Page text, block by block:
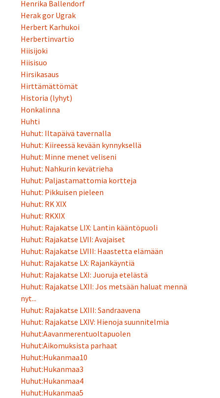
Henrika Ballendorf
Herak gor Ugrak
Herbert Karhukoi
Herbertinvartio
Hiisijoki
Hiisisuo
Hirsikasaus
Hirttämättömät
Historia (lyhyt)
Honkalinna
Huhti
Huhut: Iltapäivä tavernalla
Huhut: Kiireessä kevään kynnyksellä
Huhut: Minne menet veliseni
Huhut: Nahkurin kevätrieha
Huhut: Paljastamattomia kortteja
Huhut: Pikkuisen pieleen
Huhut: RK XIX
Huhut: RKXIX
Huhut: Rajakatse LIX: Lantin kääntöpuoli
Huhut: Rajakatse LVII: Avajaiset
Huhut: Rajakatse LVIII: Haastetta elämään
Huhut: Rajakatse LX: Rajankäyntiä
Huhut: Rajakatse LXI: Juoruja etelästä
Huhut: Rajakatse LXII: Jos metsään haluat mennä
nyt...
Huhut: Rajakatse LXIII: Sandraavena
Huhut: Rajakatse LXIV: Hienoja suunnitelmia
Huhut:Aavanmerentuoltapuolen
Huhut:Aikomuksista parhaat
Huhut:Hukanmaa10
Huhut:Hukanmaa3
Huhut:Hukanmaa4
Huhut:Hukanmaa5